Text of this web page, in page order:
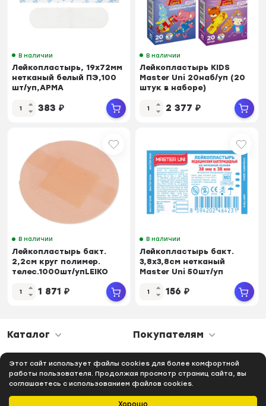
Хорошо
Этот сайт использует файлы cookies для более комфортной
работы пользователя. Продолжая просмотр страниц сайта, вы
соглашаетесь с использованием файлов cookies.
В наличии
Лейкопластырь, 19х72мм
нетканый белый ПЭ,100
шт/уп,АРМА
383 ₽
В наличии
Лейкопластырь KIDS
Master Uni 20наб/уп (20
штук в наборе)
2 377 ₽
В наличии
Лейкопластырь бакт.
2,2см круг полимер.
телес.1000шт/упLEIKO
1 871 ₽
В наличии
Лейкопластырь бакт.
3,8х3,8см нетканый
Master Uni 50шт/уп
156 ₽
Каталог Покупателям
В данный момент соцсети в стадии разработки